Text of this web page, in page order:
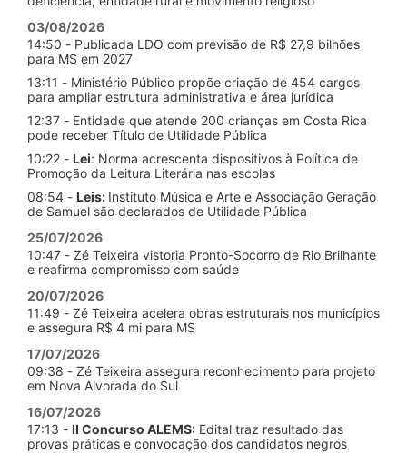
03/08/2026
14:50 - Publicada LDO com previsão de R$ 27,9 bilhões
para MS em 2027
13:11 - Ministério Público propõe criação de 454 cargos
para ampliar estrutura administrativa e área jurídica
12:37 - Entidade que atende 200 crianças em Costa Rica
pode receber Título de Utilidade Pública
10:22 - Lei: Norma acrescenta dispositivos à Política de
Promoção da Leitura Literária nas escolas
08:54 - Leis: Instituto Música e Arte e Associação Geração
de Samuel são declarados de Utilidade Pública
25/07/2026
10:47 - Zé Teixeira vistoria Pronto-Socorro de Rio Brilhante
e reafirma compromisso com saúde
20/07/2026
11:49 - Zé Teixeira acelera obras estruturais nos municípios
e assegura R$ 4 mi para MS
17/07/2026
09:38 - Zé Teixeira assegura reconhecimento para projeto
em Nova Alvorada do Sul
16/07/2026
17:13 - II Concurso ALEMS: Edital traz resultado das
provas práticas e convocação dos candidatos negros